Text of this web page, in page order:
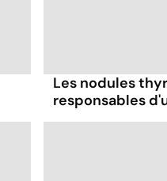
Les nodules
responsables